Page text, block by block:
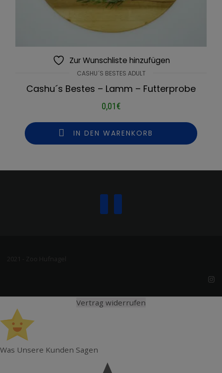
Zur Wunschliste hinzufügen
CASHU´S BESTES ADULT
Cashu´s Bestes – Lamm – Futterprobe
0,01€
IN DEN WARENKORB
Vertrag widerrufen
Was Unsere Kunden Sagen